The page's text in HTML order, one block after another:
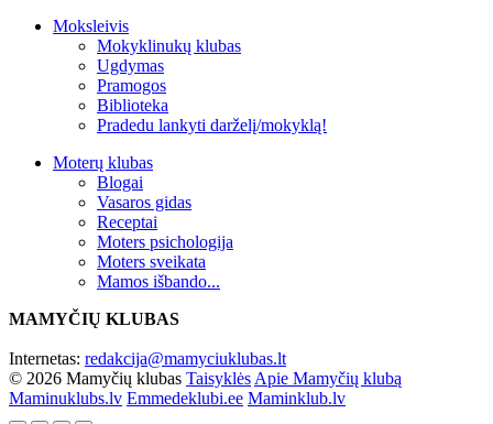
Moksleivis
Mokyklinukų klubas
Ugdymas
Pramogos
Biblioteka
Pradedu lankyti darželį/mokyklą!
Moterų klubas
Blogai
Vasaros gidas
Receptai
Moters psichologija
Moters sveikata
Mamos išbando...
MAMYČIŲ KLUBAS
Internetas: redakcija@mamyciuklubas.lt
© 2026 Mamyčių klubas Taisyklės Apie Mamyčių klubą
Maminuklubs.lv Emmedeklubi.ee Maminklub.lv